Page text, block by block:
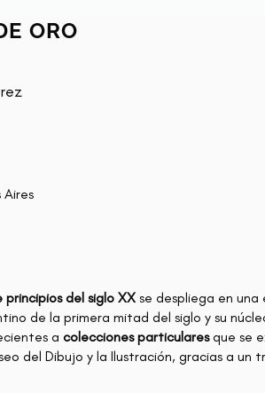
ORO
del siglo XX se despliega en
de la primera mitad del siglo y su
a colecciones particularesque se
del Dibujo y la Ilustración, gracias a un